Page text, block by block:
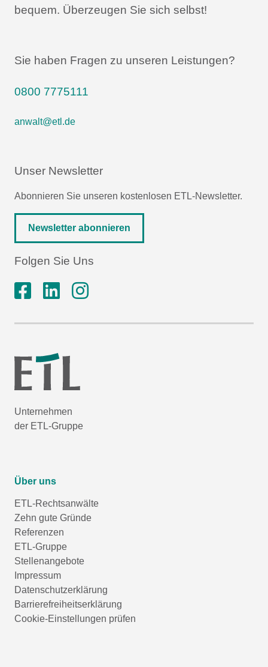
bequem. Überzeugen Sie sich selbst!
Sie haben Fragen zu unseren Leistungen?
0800 7775111
anwalt@etl.de
Unser Newsletter
Abonnieren Sie unseren kostenlosen ETL-Newsletter.
Newsletter abonnieren
Folgen Sie Uns
Unternehmen
der ETL-Gruppe
Über uns
ETL-Rechtsanwälte
Zehn gute Gründe
Referenzen
ETL-Gruppe
Stellenangebote
Impressum
Datenschutzerklärung
Barrierefreiheitserklärung
Cookie-Einstellungen prüfen